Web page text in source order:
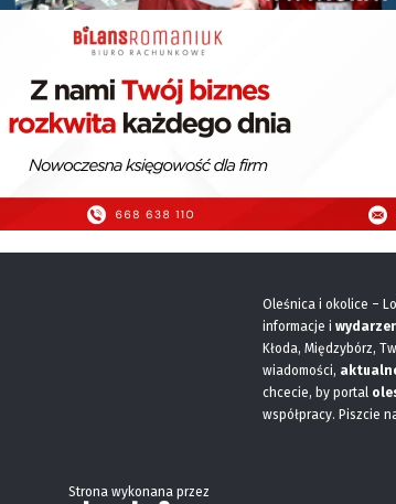
Oleśnica i okolice –
informacje i
Kłoda, Międzybórz,
wiadomości,
chcecie, by portal
współpracy. Piszcie
Strona wykonana przez